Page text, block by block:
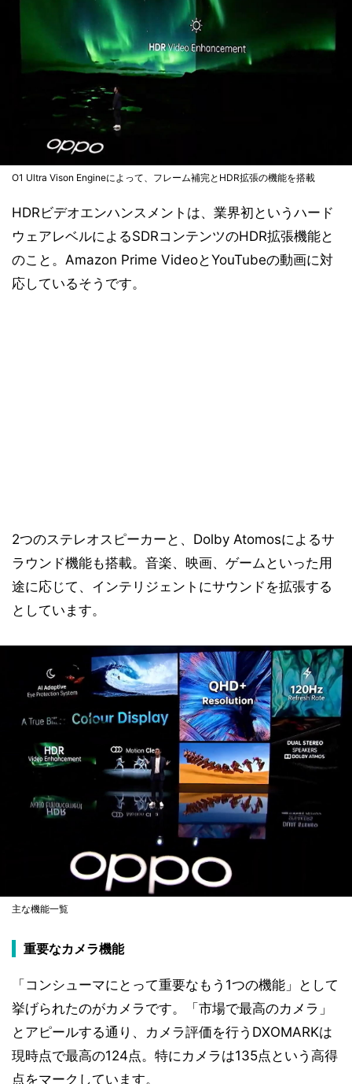
O1 Ultra Vison Engineによって、フレーム補完とHDR拡張の機能を搭載
HDRビデオエンハンスメントは、業界初というハード
ウェアレベルによるSDRコンテンツのHDR拡張機能と
のこと。Amazon Prime VideoとYouTubeの動画に対
応しているそうです。
2つのステレオスピーカーと、Dolby Atomosによるサ
ラウンド機能も搭載。音楽、映画、ゲームといった用
途に応じて、インテリジェントにサウンドを拡張する
としています。
主な機能一覧
重要なカメラ機能
「コンシューマにとって重要なもう1つの機能」として
挙げられたのがカメラです。「市場で最高のカメラ」
とアピールする通り、カメラ評価を行うDXOMARKは
現時点で最高の124点。特にカメラは135点という高得
点をマークしています。